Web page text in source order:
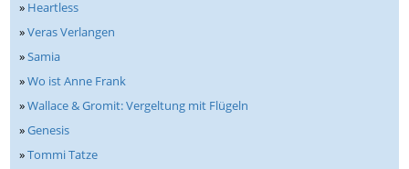
» Heartless
»Veras Verlangen
»Samia
»Wo ist Anne Frank
»Wallace & Gromit: Vergeltung mit Flügeln
»Genesis
»Tommi Tatze